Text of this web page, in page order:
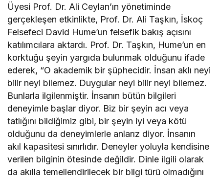
Üyesi Prof. Dr. Ali Ceylan’ın yönetiminde
gerçekleşen etkinlikte, Prof. Dr. Ali Taşkın, İskoç
Felsefeci David Hume’un felsefik bakış açısını
katılımcılara aktardı. Prof. Dr. Taşkın, Hume’un en
korktuğu şeyin yargıda bulunmak olduğunu ifade
ederek, “O akademik bir şüphecidir. İnsan aklı neyi
bilir neyi bilemez. Duygular neyi bilir neyi bilemez.
Bunlarla ilgilenmiştir. İnsanın bütün bilgileri
deneyimle başlar diyor. Biz bir şeyin acı veya
tatlığını bildiğimiz gibi, bir şeyin iyi veya kötü
olduğunu da deneyimlerle anlarız diyor. İnsanın
akıl kapasitesi sınırlıdır. Deneyler yoluyla kendisine
verilen bilginin ötesinde değildir. Dinle ilgili olarak
da akılla temellendirilecek bir bilgi türü olmadığını